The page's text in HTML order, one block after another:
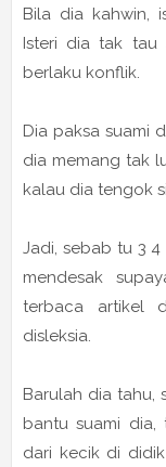
Bila dia kahwin,
Isteri dia tak tau
berlaku konflik.
Dia paksa suami
dia memang tak
kalau dia tengok
Jadi, sebab tu 3
mendesak
terbaca artikel
disleksia.
Barulah dia tahu,
bantu suami dia,
dari kecik di